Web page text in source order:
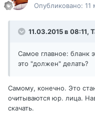
Опубликовано: 11
11.03.2015 в 08:11,
Самое главное: бланк
это "должен" делать?
Самому, конечно. Это
очитываются юр. лица.
скачать.